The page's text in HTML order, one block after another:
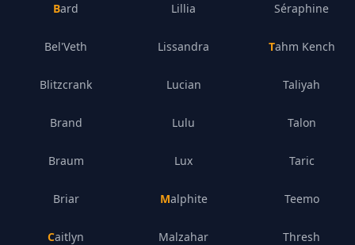
Bard
Bel'Veth
Blitzcrank
Brand
Braum
Briar
Caitlyn
Lillia
Lissandra
Lucian
Lulu
Lux
Malphite
Malzahar
Séraphine
Tahm Kench
Taliyah
Talon
Taric
Teemo
Thresh